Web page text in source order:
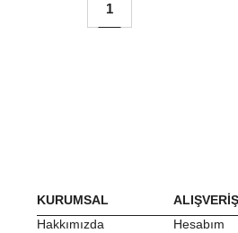
1
KURUMSAL
Hakkımızda
ALIŞVERİŞ
Hesabım